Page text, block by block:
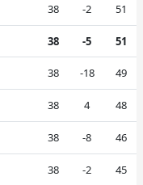
38 -2 51
38 -5 51
38 -18 49
38 4 48
38 -8 46
38 -2 45